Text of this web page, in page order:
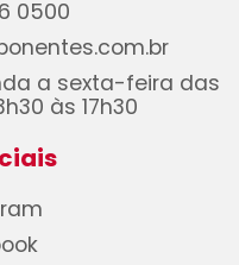
0500
a sexta-feira das
às 17h30